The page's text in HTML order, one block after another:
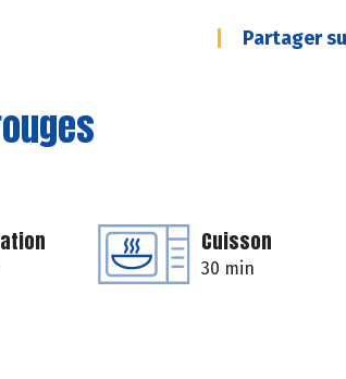
Partager
Cuisson
30 min